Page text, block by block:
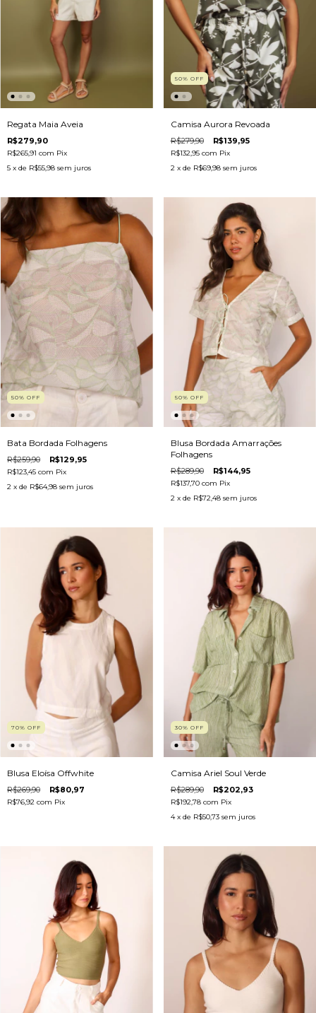
Regata Maia Aveia
R$279,90
R$265,91 com Pix
5 x de R$55,98 sem juros
50% OFF
Camisa Aurora Revoada
R$279,90 R$139,95
R$132,95 com Pix
2 x de R$69,98 sem juros
50% OFF
Bata Bordada Folhagens
R$259,90 R$129,95
R$123,45 com Pix
2 x de R$64,98 sem juros
50% OFF
Blusa Bordada Amarrações
Folhagens
R$289,90 R$144,95
R$137,70 com Pix
2 x de R$72,48 sem juros
70% OFF
Blusa Eloísa Offwhite
R$269,90 R$80,97
R$76,92 com Pix
30% OFF
Camisa Ariel Soul Verde
R$289,90 R$202,93
R$192,78 com Pix
4 x de R$50,73 sem juros